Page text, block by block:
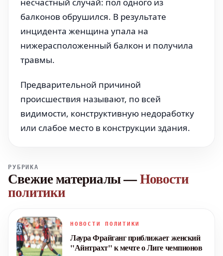
балконов обрушился. В результате
инцидента женщина упала на
нижерасположенный балкон и получила
травмы.
Предварительной причиной
происшествия называют, по всей
видимости, конструктивную недоработку
или слабое место в конструкции здания.
РУБРИКА
Свежие материалы—Новости
политики
НОВОСТИ ПОЛИТИКИ
Лаура Фрайганг приближает женский
"Айнтрахт" к мечте о Лиге чемпионов